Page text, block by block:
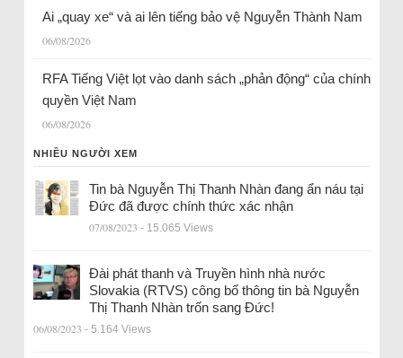
Ai „quay xe“ và ai lên tiếng bảo vệ Nguyễn Thành Nam
06/08/2026
RFA Tiếng Việt lọt vào danh sách „phản động“ của chính
quyền Việt Nam
06/08/2026
NHIỀU NGƯỜI XEM
Tin bà Nguyễn Thị Thanh Nhàn đang ẩn náu tại
Đức đã được chính thức xác nhận
07/08/2023 - 15.065 Views
Đài phát thanh và Truyền hình nhà nước
Slovakia (RTVS) công bố thông tin bà Nguyễn
Thị Thanh Nhàn trốn sang Đức!
06/08/2023 - 5.164 Views